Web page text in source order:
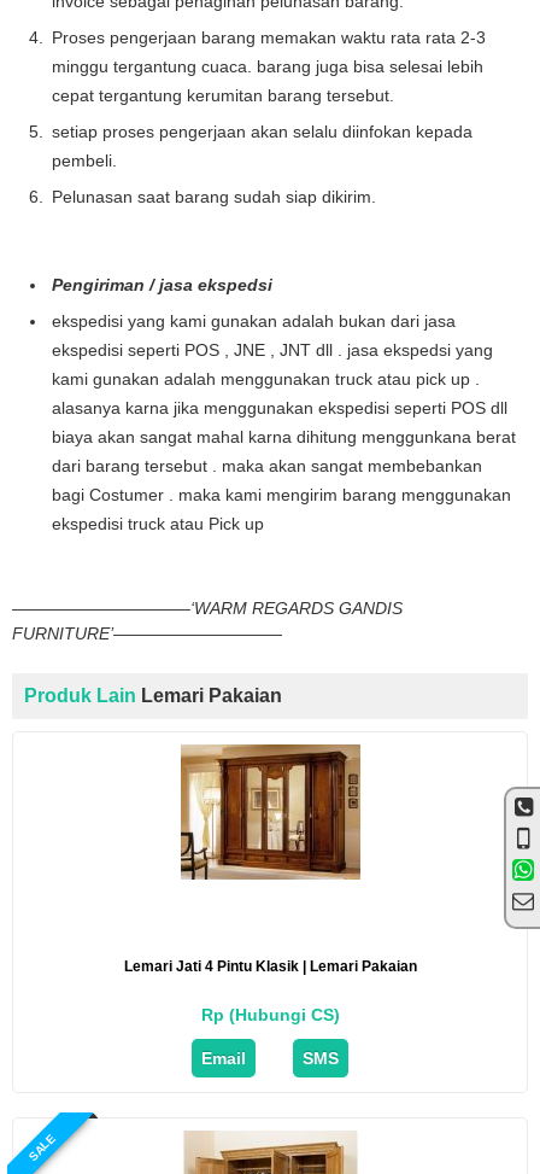
Proses pengerjaan barang memakan waktu rata rata 2-3
minggu tergantung cuaca. barang juga bisa selesai lebih
cepat tergantung kerumitan barang tersebut.
setiap proses pengerjaan akan selalu diinfokan kepada
pembeli.
Pelunasan saat barang sudah siap dikirim.
Pengiriman / jasa ekspedsi
ekspedisi yang kami gunakan adalah bukan dari jasa
ekspedisi seperti POS , JNE , JNT dll . jasa ekspedsi yang
kami gunakan adalah menggunakan truck atau pick up .
alasanya karna jika menggunakan ekspedisi seperti POS dll
biaya akan sangat mahal karna dihitung menggunkana berat
dari barang tersebut . maka akan sangat membebankan
bagi Costumer . maka kami mengirim barang menggunakan
ekspedisi truck atau Pick up
——————————–‘WARM REGARDS GANDIS
FURNITURE’——————————
Produk Lain Lemari Pakaian
Lemari Jati 4 Pintu Klasik | Lemari Pakaian
Rp (Hubungi CS)
Email SMS
SALE